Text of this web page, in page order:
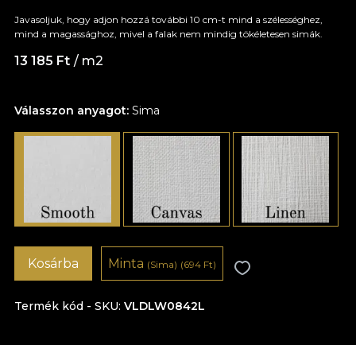
Válasszon anyagot: Sima
Javasoljuk, hogy adjon hozzá további 10 cm-t mind a szélességhez,
mind a magassághoz, mivel a falak nem mindig tökéletesen simák.
13 185 Ft / m2
Termék kód - SKU VLDLW0842L
Kosárba Minta (Sima) (694 Ft)